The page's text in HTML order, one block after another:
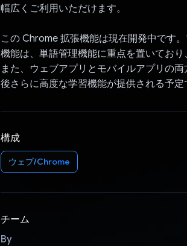
幅広くご利用いただけます。
この Chrome 拡張機能は現在開発中です
機能は、単語管理機能に重点を置いてお
また、ウェブアプリとモバイルアプリの
後さらに高度な学習機能が提供される予定
構成
ウェブ/Chrome
チーム
By